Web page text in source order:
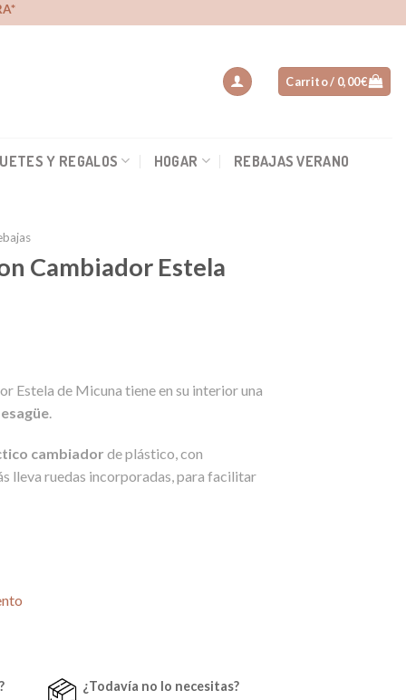
Carrito / 0,00€
Y REGALOS HOGAR REBAJAS VERANO
Cambiador Estela
Estela de Micuna tiene en su interior una
cambiador de plástico, con
lleva ruedas incorporadas, para facilitar
¿Todavía no lo necesitas?